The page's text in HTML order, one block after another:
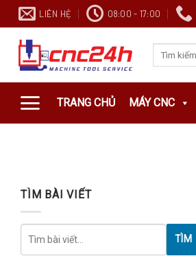
Chuyển
đến
LIÊN HỆ 08:00 - 17:00
TRANG CHỦ MÁY CNC
TÌM BÀI VIẾT
TÌM